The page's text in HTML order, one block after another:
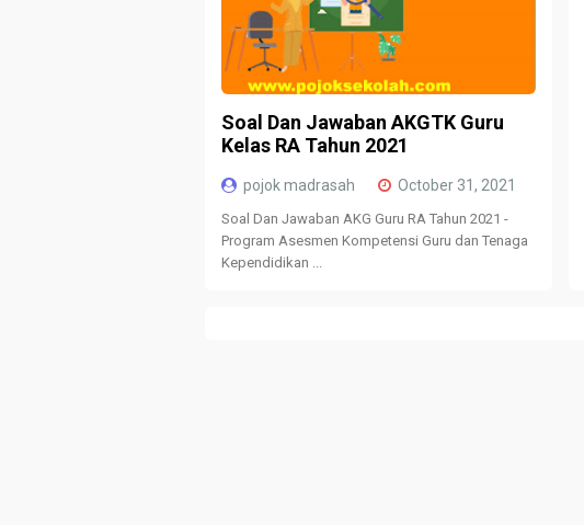
Soal Dan Jawaban AKGTK Guru
Kelas RA Tahun 2021
pojok madrasah October 31, 2021
Soal Dan Jawaban AKG Guru RA Tahun 2021 -
Program Asesmen Kompetensi Guru dan Tenaga
Kependidikan ...